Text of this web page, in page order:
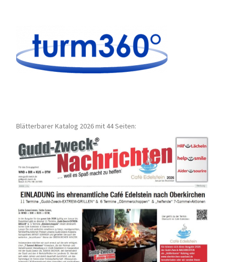
Blätterbarer Katalog 2026 mit 44 Seiten: